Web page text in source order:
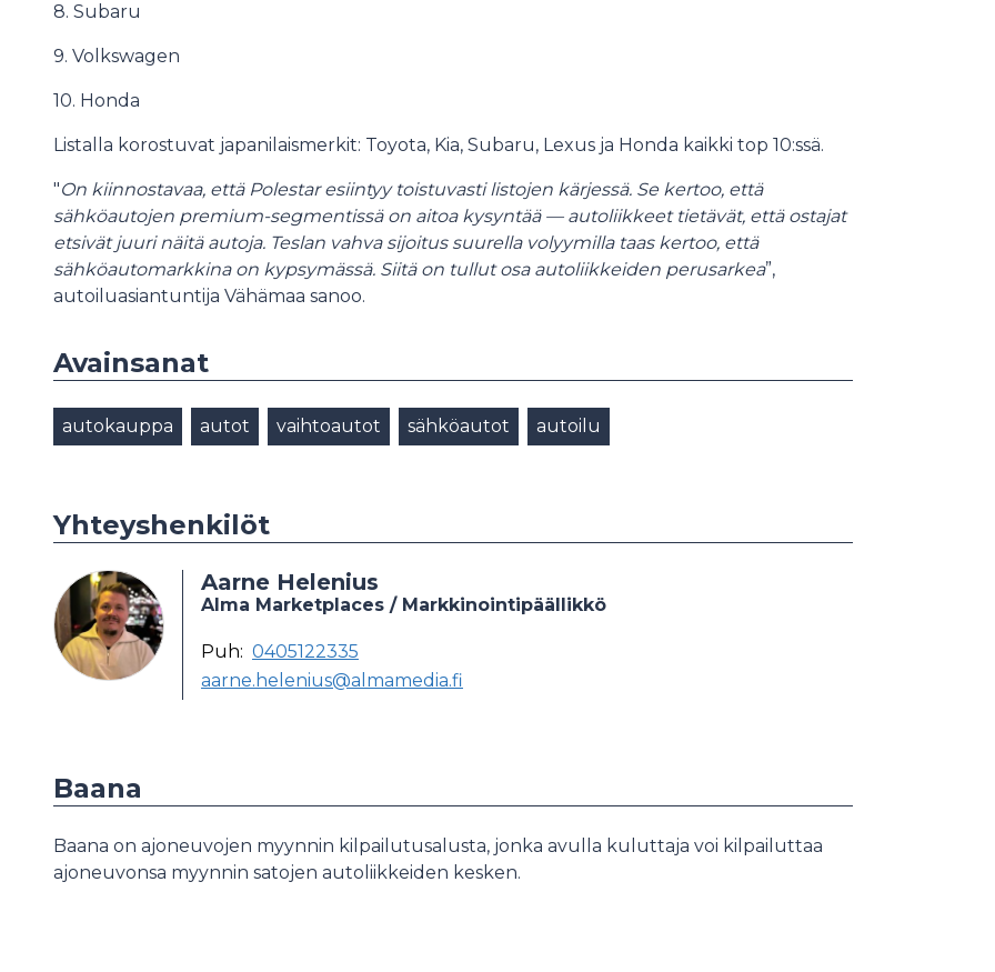
8. Subaru
9. Volkswagen
10. Honda
Listalla korostuvat japanilaismerkit: Toyota, Kia, Subaru, Lexus ja Honda kaikki top 10:ssä.
"On kiinnostavaa, että Polestar esiintyy toistuvasti listojen kärjessä. Se kertoo, että
sähköautojen premium-segmentissä on aitoa kysyntää — autoliikkeet tietävät, että ostajat
etsivät juuri näitä autoja. Teslan vahva sijoitus suurella volyymilla taas kertoo, että
sähköautomarkkina on kypsymässä. Siitä on tullut osa autoliikkeiden perusarkea”,
autoiluasiantuntija Vähämaa sanoo.
Avainsanat
autokauppa autot vaihtoautot sähköautot autoilu
Yhteyshenkilöt
Aarne Helenius
Alma Marketplaces / Markkinointipäällikkö
Puh: 0405122335
aarne.helenius@almamedia.fi
Baana
Baana on ajoneuvojen myynnin kilpailutusalusta, jonka avulla kuluttaja voi kilpailuttaa
ajoneuvonsa myynnin satojen autoliikkeiden kesken.